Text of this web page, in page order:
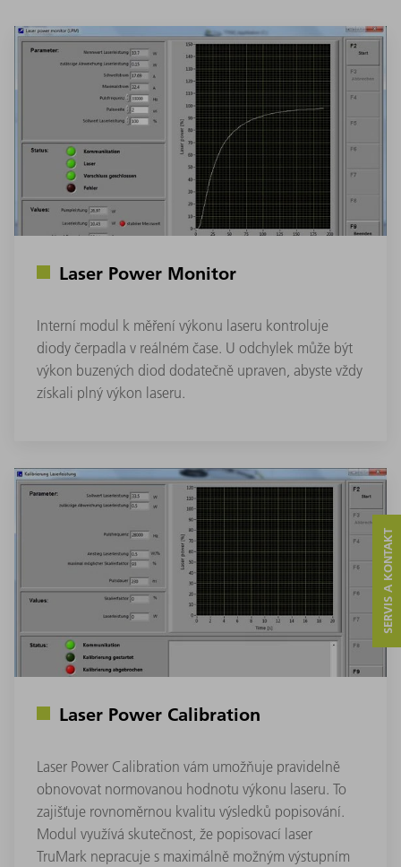
Laser Power Monitor
Interní modul k měření výkonu laseru kontroluje
diody čerpadla v reálném čase. U odchylek může být
výkon buzených diod dodatečně upraven, abyste vždy
získali plný výkon laseru.
Laser Power Calibration
Laser Power Calibration vám umožňuje pravidelně
obnovovat normovanou hodnotu výkonu laseru. To
zajišťuje rovnoměrnou kvalitu výsledků popisování.
Modul využívá skutečnost, že popisovací laser
TruMark nepracuje s maximálně možným výstupním
SERVIS A KONTAKT